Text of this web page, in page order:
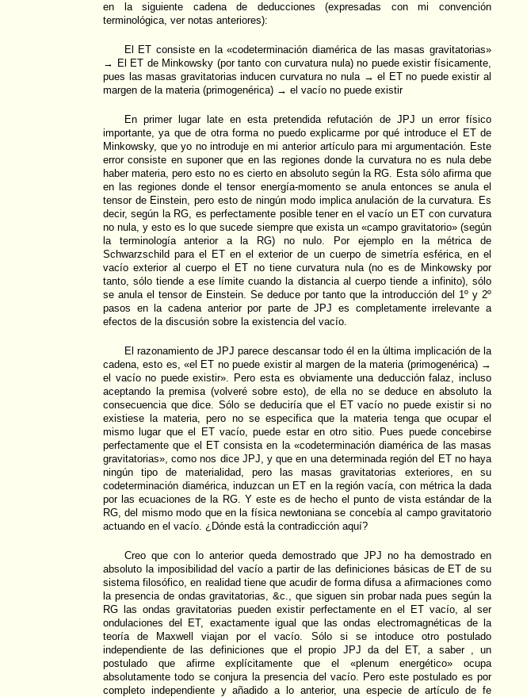
en la siguiente cadena de deducciones (expresadas con mi convención
terminológica, ver notas anteriores):
El ET consiste en la «codeterminación diamérica de las masas gravitatorias»
→ El ET de Minkowsky (por tanto con curvatura nula) no puede existir físicamente,
pues las masas gravitatorias inducen curvatura no nula → el ET no puede existir al
margen de la materia (primogenérica) → el vacío no puede existir
En primer lugar late en esta pretendida refutación de JPJ un error físico
importante, ya que de otra forma no puedo explicarme por qué introduce el ET de
Minkowsky, que yo no introduje en mi anterior artículo para mi argumentación. Este
error consiste en suponer que en las regiones donde la curvatura no es nula debe
haber materia, pero esto no es cierto en absoluto según la RG. Esta sólo afirma que
en las regiones donde el tensor energía-momento se anula entonces se anula el
tensor de Einstein, pero esto de ningún modo implica anulación de la curvatura. Es
decir, según la RG, es perfectamente posible tener en el vacío un ET con curvatura
no nula, y esto es lo que sucede siempre que exista un «campo gravitatorio» (según
la terminología anterior a la RG) no nulo. Por ejemplo en la métrica de
Schwarzschild para el ET en el exterior de un cuerpo de simetría esférica, en el
vacío exterior al cuerpo el ET no tiene curvatura nula (no es de Minkowsky por
tanto, sólo tiende a ese límite cuando la distancia al cuerpo tiende a infinito), sólo
se anula el tensor de Einstein. Se deduce por tanto que la introducción del 1º y 2º
pasos en la cadena anterior por parte de JPJ es completamente irrelevante a
efectos de la discusión sobre la existencia del vacío.
El razonamiento de JPJ parece descansar todo él en la última implicación de la
cadena, esto es, «el ET no puede existir al margen de la materia (primogenérica) →
el vacío no puede existir». Pero esta es obviamente una deducción falaz, incluso
aceptando la premisa (volveré sobre esto), de ella no se deduce en absoluto la
consecuencia que dice. Sólo se deduciría que el ET vacío no puede existir si no
existiese la materia, pero no se especifica que la materia tenga que ocupar el
mismo lugar que el ET vacío, puede estar en otro sitio. Pues puede concebirse
perfectamente que el ET consista en la «codeterminación diamérica de las masas
gravitatorias», como nos dice JPJ, y que en una determinada región del ET no haya
ningún tipo de materialidad, pero las masas gravitatorias exteriores, en su
codeterminación diamérica, induzcan un ET en la región vacía, con métrica la dada
por las ecuaciones de la RG. Y este es de hecho el punto de vista estándar de la
RG, del mismo modo que en la física newtoniana se concebía al campo gravitatorio
actuando en el vacío. ¿Dónde está la contradicción aquí?
Creo que con lo anterior queda demostrado que JPJ no ha demostrado en
absoluto la imposibilidad del vacío a partir de las definiciones básicas de ET de su
sistema filosófico, en realidad tiene que acudir de forma difusa a afirmaciones como
la presencia de ondas gravitatorias, &c., que siguen sin probar nada pues según la
RG las ondas gravitatorias pueden existir perfectamente en el ET vacío, al ser
ondulaciones del ET, exactamente igual que las ondas electromagnéticas de la
teoría de Maxwell viajan por el vacío. Sólo si se intoduce otro postulado
independiente de las definiciones que el propio JPJ da del ET, a saber , un
postulado que afirme explícitamente que el «plenum energético» ocupa
absolutamente todo se conjura la presencia del vacío. Pero este postulado es por
completo independiente y añadido a lo anterior, una especie de artículo de fe